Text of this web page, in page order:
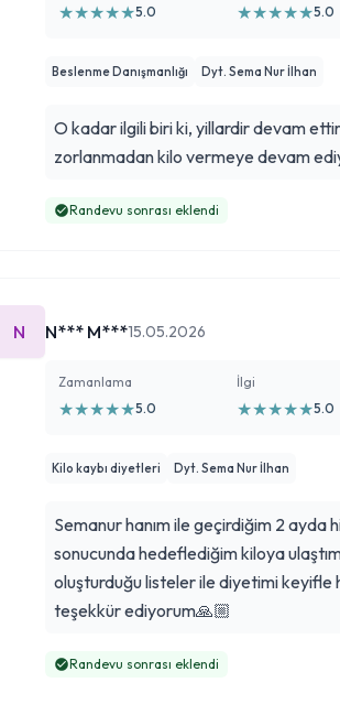
★★★★★5.0 ★★★★★5.0
Beslenme Danışmanlığı Dyt. Sema Nur İlhan
O kadar ilgili biri ki, yillardir devam
zorlanmadan kilo vermeye devam
Randevu sonrası eklendi
N N*** M***15.05.2026
Zamanlama
★★★★★5.0
İlgi
★★★★★5.0
Kilo kaybı diyetleri Dyt. Sema Nur İlhan
Semanur hanım ile geçirdiğim 2 ayda
sonucunda hedeflediğim kiloya
oluşturduğu listeler ile diyetimi keyifle
teşekkür ediyorum🙏🏼
Randevu sonrası eklendi